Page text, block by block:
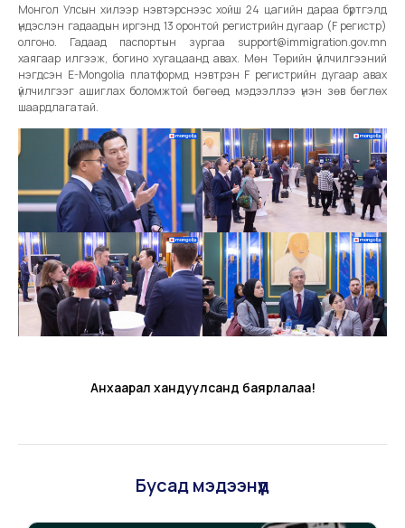
Монгол Улсын хилээр нэвтэрснээс хойш 24 цагийн дараа бүртгэлд
үндэслэн гадаадын иргэнд 13 оронтой регистрийн дугаар (F регистр)
олгоно. Гадаад паспортын зургаа support@immigration.gov.mn
хаягаар илгээж, богино хугацаанд авах. Мөн Төрийн үйлчилгээний
нэгдсэн E-Mongolia платформд нэвтрэн F регистрийн дугаар авах
үйлчилгээг ашиглах боломжтой бөгөөд мэдээллээ үнэн зөв бөглөх
шаардлагатай.
Анхаарал хандуулсанд баярлалаа!
Бусад мэдээнүүд